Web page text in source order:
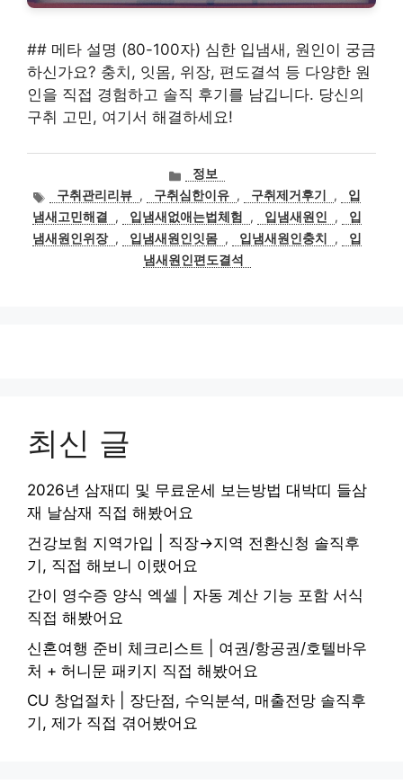
## 메타 설명 (80-100자) 심한 입냄새, 원인이 궁금
하신가요? 충치, 잇몸, 위장, 편도결석 등 다양한 원
인을 직접 경험하고 솔직 후기를 남깁니다. 당신의
구취 고민, 여기서 해결하세요!
카
테
고
리
정보
태
그
구취관리리뷰 , 구취심한이유 , 구취제거후기 ,
입
냄새고민해결
, 입냄새없애는법체험 , 입냄새원인 ,
입
냄새원인위장 , 입냄새원인잇몸 , 입냄새원인충치 ,
입
냄새원인편도결석
최신 글
2026년 삼재띠 및 무료운세 보는방법 대박띠 들삼
재 날삼재 직접 해봤어요
건강보험 지역가입 | 직장→지역 전환신청 솔직후
기, 직접 해보니 이랬어요
간이 영수증 양식 엑셀 | 자동 계산 기능 포함 서식
직접 해봤어요
신혼여행 준비 체크리스트 | 여권/항공권/호텔바우
처 + 허니문 패키지 직접 해봤어요
CU 창업절차 | 장단점, 수익분석, 매출전망 솔직후
기, 제가 직접 겪어봤어요